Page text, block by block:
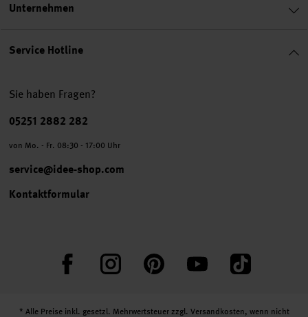
Service Hotline
Sie haben Fragen?
Telefonnummer
05251 2882 282
von Mo. - Fr. 08:30 - 17:00 Uhr
service@idee-shop.com
Kontaktformular
FacebookInstagram PinterestYouTube TikTok
Unternehmen
* Alle Preise inkl. gesetzl. Mehrwertsteuer zzgl. Versandkosten, wenn nicht